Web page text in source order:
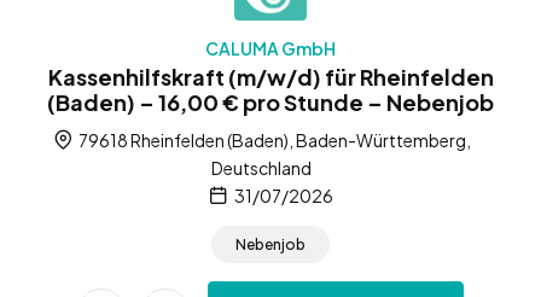
CALUMA GmbH
Kassenhilfskraft (m/w/d) für Rheinfelden
(Baden) – 16,00 € pro Stunde – Nebenjob
79618 Rheinfelden (Baden), Baden-Württemberg,
Deutschland
31/07/2026
Nebenjob